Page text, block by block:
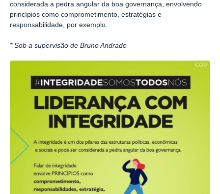
considerada a pedra angular da boa governança, envolvendo
princípios como comprometimento, estratégias e
responsabilidade, por exemplo.
* Sob a supervisão de Bruno Andrade